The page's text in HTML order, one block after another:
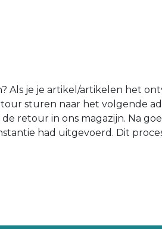
Als je je artikel/artikelen het
sturen naar het volgende
retour in ons magazijn. Na
had uitgevoerd. Dit